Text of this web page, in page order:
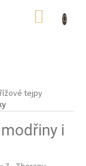
tejpy
i